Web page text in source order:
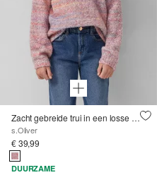
Zacht gebreide trui in een losse pasvorm
s.Oliver
€ 39,99
DUURZAME